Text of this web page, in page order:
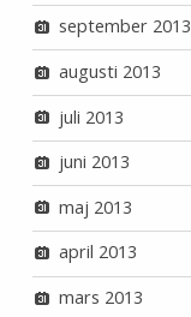
september 2013
augusti 2013
juli 2013
juni 2013
maj 2013
april 2013
mars 2013